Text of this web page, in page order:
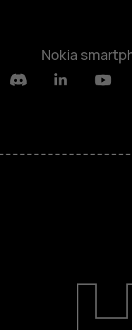
Nokia
Youtube
Linkedin